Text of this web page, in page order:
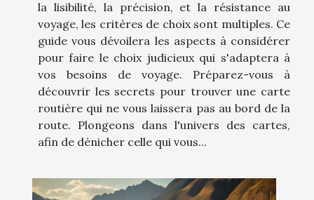
la lisibilité, la précision, et la résistance au
voyage, les critères de choix sont multiples. Ce
guide vous dévoilera les aspects à considérer
pour faire le choix judicieux qui s'adaptera à
vos besoins de voyage. Préparez-vous à
découvrir les secrets pour trouver une carte
routière qui ne vous laissera pas au bord de la
route. Plongeons dans l'univers des cartes,
afin de dénicher celle qui vous...